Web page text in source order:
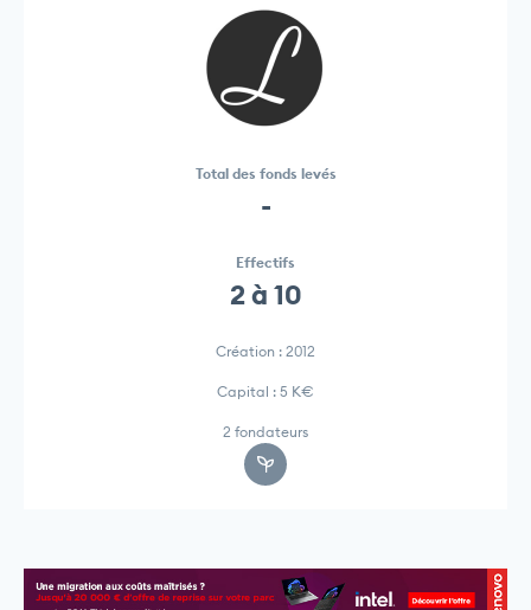
Total des fonds levés
-
Effectifs
2 à 10
Création : 2012
Capital : 5 K€
2 fondateurs